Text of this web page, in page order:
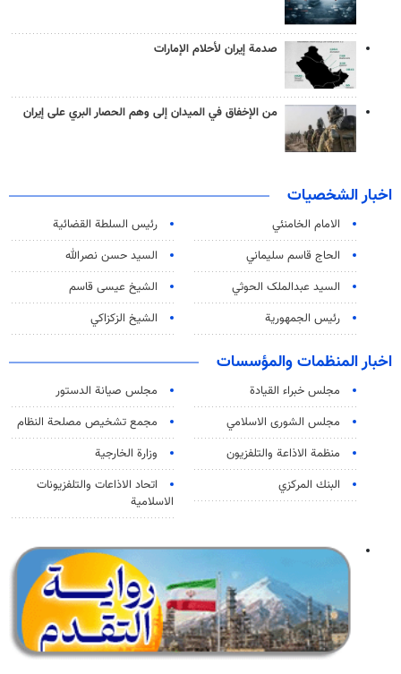
صدمة إيران لأحلام الإمارات
من الإخفاق في الميدان إلى وهم الحصار البري على إيران
اخبار الشخصيات
الامام الخامنئي
رئیس السلطة القضائیة
الحاج قاسم سليماني
السيد حسن نصرالله
السید عبدالملک الحوثي
الشيخ عيسى قاسم
رئيس الجمهورية
الشيخ الزكزاكي
اخبار المنظمات والمؤسسات
مجلس خبراء القيادة
مجلس صيانة الدستور
مجلس الشورى الاسلامي
مجمع تشخيص مصلحة النظام
منظمة الاذاعة والتلفزیون
وزارة الخارجية
البنك المركزي
اتحاد الاذاعات والتلفزيونات
الاسلامية